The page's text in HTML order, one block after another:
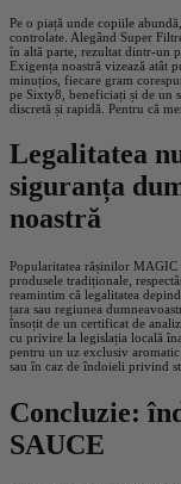
Pe o piață unde copiile
controlate. Alegând Super
în altă parte, rezultat dintr-un
Exigența noastră vizează atât
minuțios, fiecare gram
pe Sixty8, beneficiați și de un
discretă și rapidă. Pentru că
Legalitatea
siguranța
noastră
Popularitatea rășinilor MAGIC
produsele tradiționale,
reamintim că legalitatea
țara sau regiunea
însoțit de un certificat de
cu privire la legislația locală
pentru un uz exclusiv
sau în caz de îndoieli privind
Concluzie:
SAUCE